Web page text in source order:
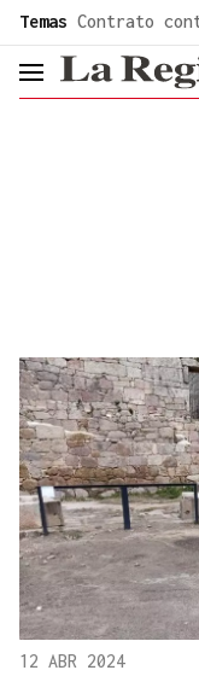
Temas Contrato
header.menu.open
12 ABR 2024